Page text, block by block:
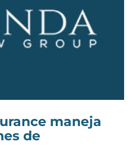
maneja
de